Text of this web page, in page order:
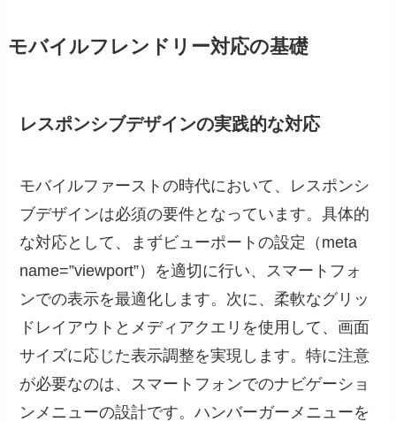
モバイルフレンドリー対応の基礎
レスポンシブデザインの実践的な対応
モバイルファーストの時代において、レスポンシ
ブデザインは必須の要件となっています。具体的
な対応として、まずビューポートの設定（meta
name=”viewport”）を適切に行い、スマートフォ
ンでの表示を最適化します。次に、柔軟なグリッ
ドレイアウトとメディアクエリを使用して、画面
サイズに応じた表示調整を実現します。特に注意
が必要なのは、スマートフォンでのナビゲーショ
ンメニューの設計です。ハンバーガーメニューを